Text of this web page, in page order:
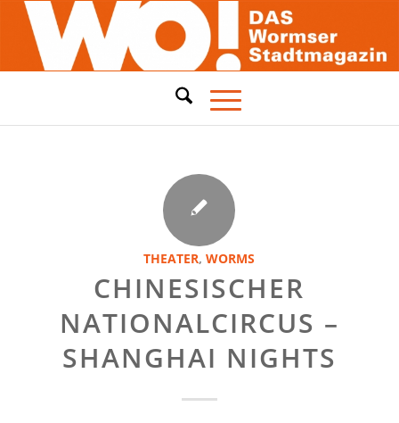
THEATER,WORMS
CHINESISCHER
NATIONALCIRCUS –
SHANGHAI NIGHTS